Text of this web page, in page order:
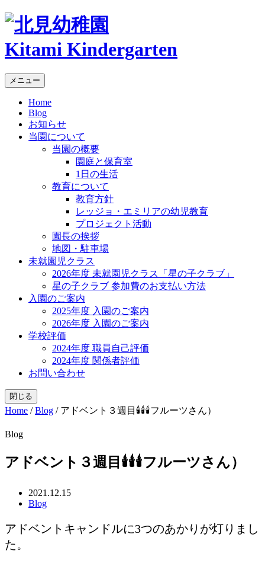
Kitami Kindergarten
メニュー
Home
Blog
お知らせ
当園について
当園の概要
園庭と保育室
1日の生活
教育について
教育方針
レッジョ・エミリアの幼児教育
プロジェクト活動
園長の挨拶
地図・駐車場
未就園児クラス
2026年度 未就園児クラス「星の子クラブ」
星の子クラブ 参加費のお支払い方法
入園のご案内
2025年度 入園のご案内
2026年度 入園のご案内
学校評価
2024年度 職員自己評価
2024年度 関係者評価
お問い合わせ
閉じる
Home /Blog / アドベント３週目🕯🕯🕯フルーツさん）
Blog
アドベント３週目🕯🕯🕯フルーツさん）
2021.12.15
Blog
アドベントキャンドルに3つのあかりが灯りまし
た。